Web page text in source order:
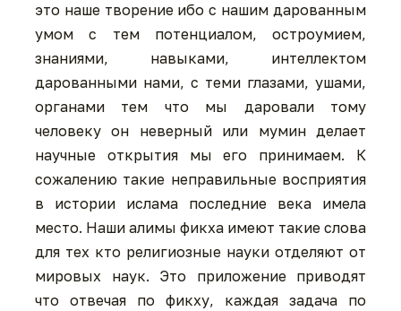
это наше творение ибо с нашим дарованным
умом с тем потенциалом, остроумием,
знаниями, навыками, интеллектом
дарованными нами, с теми глазами, ушами,
органами тем что мы даровали тому
человеку он неверный или мумин делает
научные открытия мы его принимаем. К
сожалению такие неправильные восприятия
в истории ислама последние века имела
место. Наши алимы фикха имеют такие слова
для тех кто религиозные науки отделяют от
мировых наук. Это приложение приводят
что отвечая по фикху, каждая задача по